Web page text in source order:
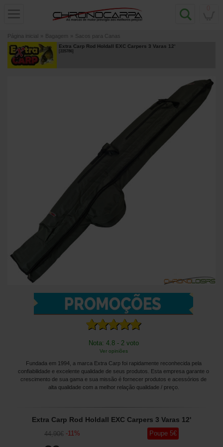
Página inicial » Bagagem » Sacos para Canas
Extra Carp Rod Holdall EXC Carpers 3 Varas 12'
[225786]
Nota: 4.8 - 2 voto
Ver opiniões
Fundada em 1994, a marca Extra Carp foi rapidamente reconhecida pela
confiabilidade e excelente qualidade de seus produtos. Esta empresa garante o
crescimento de sua gama e sua missão é fornecer produtos e acessórios de
alta qualidade com a melhor relação qualidade / preço.
Extra Carp Rod Holdall EXC Carpers 3 Varas 12'
44,90€ -11% Poupe 5€